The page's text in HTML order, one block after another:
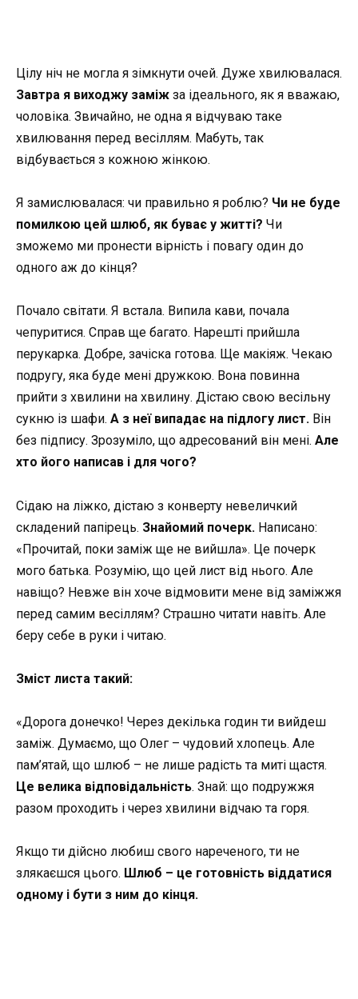
Цілу ніч не могла я зімкнути очей. Дуже хвилювалася.
Завтра я виходжу заміж за ідеального, як я вважаю,
чоловіка. Звичайно, не одна я відчуваю таке
хвилювання перед весіллям. Мабуть, так
відбувається з кожною жінкою.
Я замислювалася: чи правильно я роблю? Чи не буде
помилкою цей шлюб, як буває у житті? Чи
зможемо ми пронести вірність і повагу один до
одного аж до кінця?
Почало світати. Я встала. Випила кави, почала
чепуритися. Справ ще багато. Нарешті прийшла
перукарка. Добре, зачіска готова. Ще макіяж. Чекаю
подругу, яка буде мені дружкою. Вона повинна
прийти з хвилини на хвилину. Дістаю свою весільну
сукню із шафи. А з неї випадає на підлогу лист. Він
без підпису. Зрозуміло, що адресований він мені. Але
хто його написав і для чого?
Сідаю на ліжко, дістаю з конверту невеличкий
складений папірець. Знайомий почерк. Написано:
«Прочитай, поки заміж ще не вийшла». Це почерк
мого батька. Розумію, що цей лист від нього. Але
навіщо? Невже він хоче відмовити мене від заміжжя
перед самим весіллям? Страшно читати навіть. Але
беру себе в руки і читаю.
Зміст листа такий:
«Дорога донечко! Через декілька годин ти вийдеш
заміж. Думаємо, що Олег – чудовий хлопець. Але
пам’ятай, що шлюб – не лише радість та миті щастя.
Це велика відповідальність. Знай: що подружжя
разом проходить і через хвилини відчаю та горя.
Якщо ти дійсно любиш свого нареченого, ти не
злякаєшся цього. Шлюб – це готовність віддатися
одному і бути з ним до кінця.